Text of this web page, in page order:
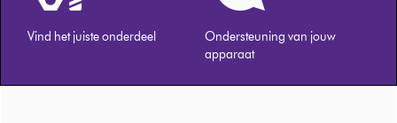
Vind het juiste onderdeel
Ondersteuning van jouw
apparaat